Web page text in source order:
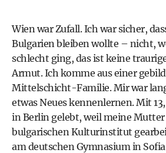
Wien war Zufall. Ich war sicher,
Bulgarien bleiben wollte – nicht,
schlecht ging, das ist keine
Armut. Ich komme aus einer
Mittelschicht-Familie. Mir war
etwas Neues kennenlernen. Mit
in Berlin gelebt, weil meine
bulgarischen Kulturinstitut
am deutschen Gymnasium in